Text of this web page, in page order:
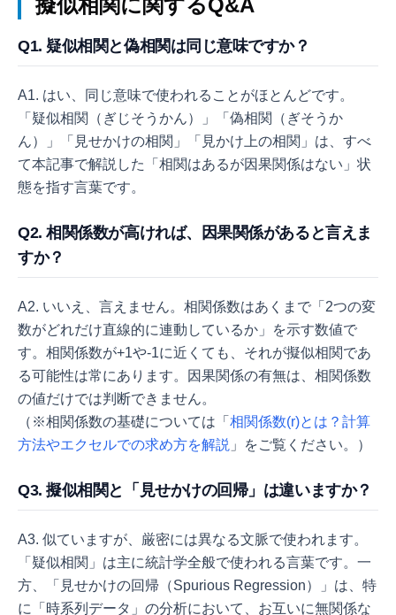
擬似相関に関するQ&A
Q1. 疑似相関と偽相関は同じ意味ですか？
A1. はい、同じ意味で使われることがほとんどです。
「疑似相関（ぎじそうかん）」「偽相関（ぎそうか
ん）」「見せかけの相関」「見かけ上の相関」は、すべ
て本記事で解説した「相関はあるが因果関係はない」状
態を指す言葉です。
Q2. 相関係数が高ければ、因果関係があると言えま
すか？
A2. いいえ、言えません。相関係数はあくまで「2つの変
数がどれだけ直線的に連動しているか」を示す数値で
す。相関係数が+1や-1に近くても、それが擬似相関であ
る可能性は常にあります。因果関係の有無は、相関係数
の値だけでは判断できません。
（※相関係数の基礎については「 相関係数(r)とは？計算
方法やエクセルでの求め方を解説 」をご覧ください。）
Q3. 擬似相関と「見せかけの回帰」は違いますか？
A3. 似ていますが、厳密には異なる文脈で使われます。
「疑似相関」は主に統計学全般で使われる言葉です。一
方、「見せかけの回帰（Spurious Regression）」は、特
に「時系列データ」の分析において、お互いに無関係な